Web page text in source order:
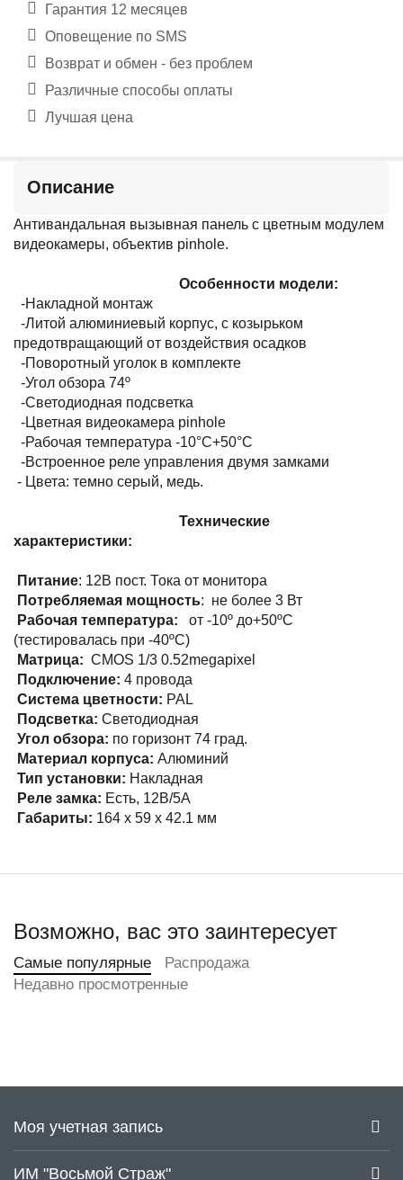
Гарантия 12 месяцев
Оповещение по SMS
Возврат и обмен - без проблем
Различные способы оплаты
Лучшая цена
Описание
Антивандальная вызывная панель с цветным модулем
видеокамеры, объектив pinhole.
Особенности модели:
-Накладной монтаж
-Литой алюминиевый корпус, с козырьком
предотвращающий от воздействия осадков
-Поворотный уголок в комплекте
-Угол обзора 74º
-Светодиодная подсветка
-Цветная видеокамера pinhole
-Рабочая температура -10°С+50°С
-Встроенное реле управления двумя замками
- Цвета: темно серый, медь.
Технические
характеристики:
Питание: 12В пост. Тока от монитора
Потребляемая мощность: не более 3 Вт
Рабочая температура: от -10º до+50ºС
(тестировалась при -40ºС)
Матрица: CMOS 1/3 0.52megapixel
Подключение: 4 провода
Система цветности: PAL
Подсветка: Светодиодная
Угол обзора: по горизонт 74 град.
Материал корпуса: Алюминий
Тип установки: Накладная
Реле замка: Есть, 12В/5А
Габариты: 164 х 59 х 42.1 мм
Возможно, вас это заинтересует
Самые популярные
Распродажа
Недавно просмотренные
Моя учетная запись
ИМ "Восьмой Страж"